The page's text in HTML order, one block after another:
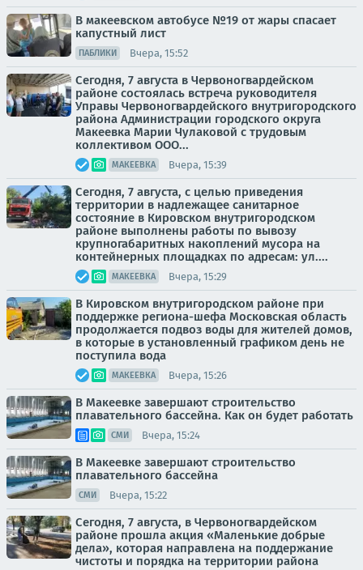
В макеевском автобусе №19 от жары спасает
капустный лист
ПАБЛИКИ Вчера, 15:52
Сегодня, 7 августа в Червоногвардейском
районе состоялась встреча руководителя
Управы Червоногвардейского внутригородского
района Администрации городского округа
Макеевка Марии Чулаковой с трудовым
коллективом ООО...
МАКЕЕВКА Вчера, 15:39
Сегодня, 7 августа, с целью приведения
территории в надлежащее санитарное
состояние в Кировском внутригородском
районе выполнены работы по вывозу
крупногабаритных накоплений мусора на
контейнерных площадках по адресам: ул....
МАКЕЕВКА Вчера, 15:29
В Кировском внутригородском районе при
поддержке региона-шефа Московская область
продолжается подвоз воды для жителей домов,
в которые в установленный графиком день не
поступила вода
МАКЕЕВКА Вчера, 15:26
В Макеевке завершают строительство
плавательного бассейна. Как он будет работать
СМИ Вчера, 15:24
В Макеевке завершают строительство
плавательного бассейна
СМИ Вчера, 15:22
Сегодня, 7 августа, в Червоногвардейском
районе прошла акция «Маленькие добрые
дела», которая направлена на поддержание
чистоты и порядка на территории района